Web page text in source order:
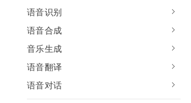
语音识别
语音合成
音乐生成
语音翻译
语音对话